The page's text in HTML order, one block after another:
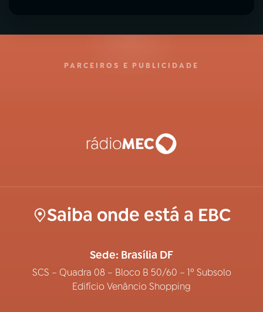
PARCEIROS E PUBLICIDADE
Saiba onde está a EBC
Sede: Brasília DF
SCS – Quadra 08 – Bloco B 50/60 – 1º Subsolo
Edifício Venâncio Shopping